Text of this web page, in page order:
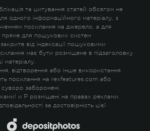
та цитування статей обсягом не
одного інформаційного матеріалу, з
посилання на джерело, а для
пряме для пошукових систем
від індексації пошуковими
має бути розміщене в підзаголовку
відтворення або інше використання
посилання на rexfeatures.com або
заборонені.
! и P розміщені на правах реклами.
за достовірність цієї